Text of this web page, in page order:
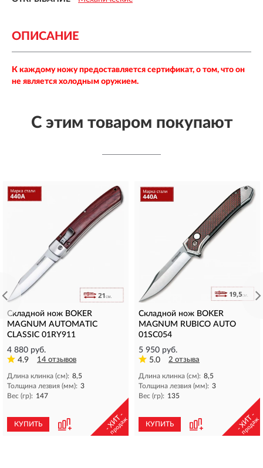
ОПИСАНИЕ
К каждому ножу предоставляется сертификат, о том, что он
не является холодным оружием.
С этим товаром покупают
Складной нож BOKER
MAGNUM AUTOMATIC
CLASSIC 01RY911
4 880 руб.
4.9
14 отзывов
Длина клинка (см): 8,5
Толщина лезвия (мм): 3
Вес (гр): 147
КУПИТЬ - ХИТ -
продаж
Складной нож BOKER
MAGNUM RUBICO AUTO
01SC054
5 950 руб.
5.0
2 отзыва
Длина клинка (см): 8,5
Толщина лезвия (мм): 3
Вес (гр): 135
КУПИТЬ - ХИТ -
продаж